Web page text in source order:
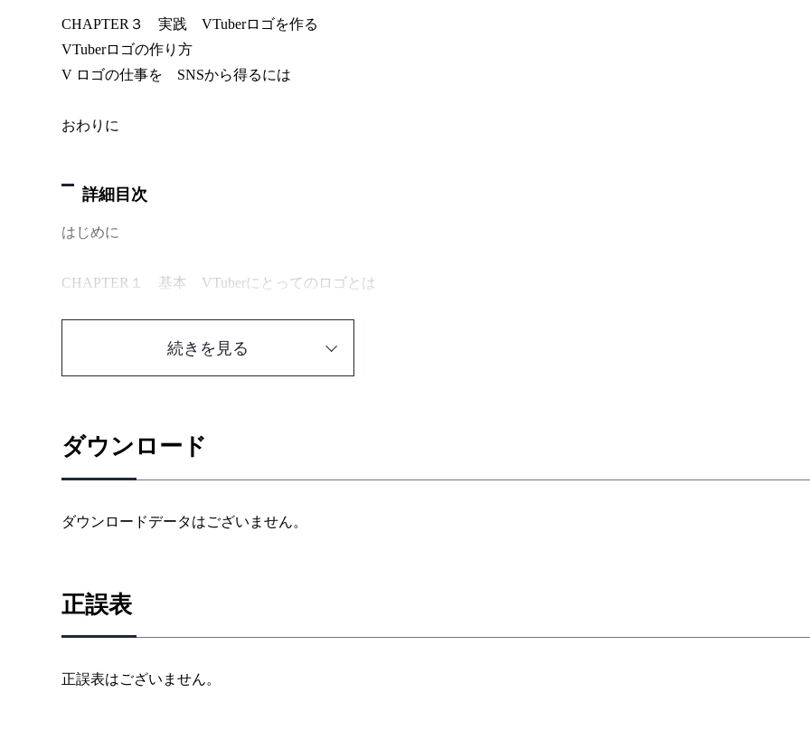
CHAPTER３ 実践 VTuberロゴを作る
VTuberロゴの作り方
V ロゴの仕事を SNSから得るには
おわりに
詳細目次
はじめに
CHAPTER１ 基本 VTuberにとってのロゴとは
VTuber ロゴ作成 2 つのアプローチ
CHAPTER２ 作例 VTuberのロゴデザイン
1甘狼このみ完全セルフVTuber の、こだわりを活かしたデザイン
6アビス・ソング・シンドローム深海の歌声を思わせる、妖艶なるラスボス級ロゴ
7雨庭やえ神社と狛犬モチーフの親しみやすいロゴ
9心恋音むいるアイドルらしい可憐さをシンプル可愛く表現
続きを見る
ダウンロード
ダウンロードデータはございません。
正誤表
正誤表はございません。